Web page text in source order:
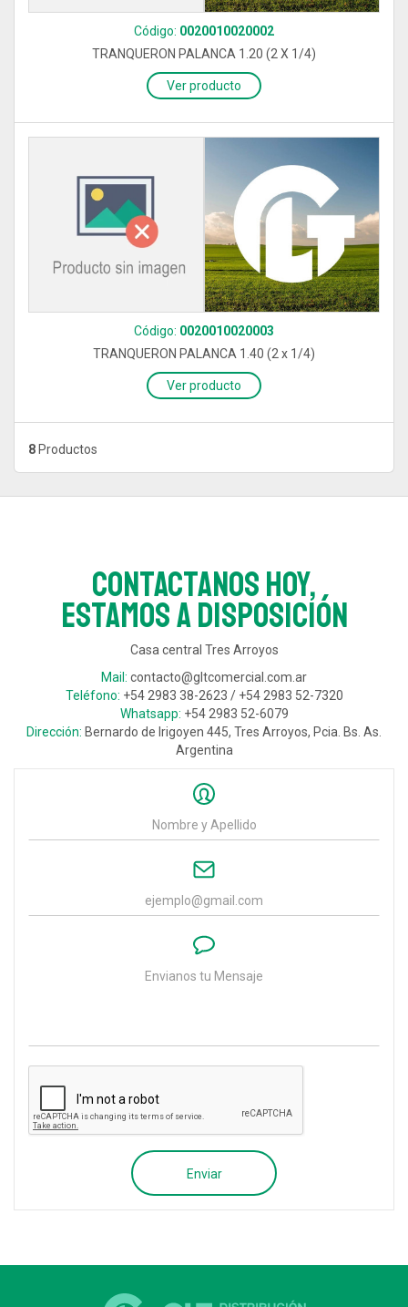
Código: 0020010020002
TRANQUERON PALANCA 1.20 (2 X 1/4)
Ver producto
Código: 0020010020003
TRANQUERON PALANCA 1.40 (2 x 1/4)
Ver producto
8 Productos
Contactanos hoy,
estamos a disposición
Casa central Tres Arroyos
Mail: contacto@gltcomercial.com.ar
Teléfono: +54 2983 38-2623 / +54 2983 52-7320
Whatsapp: +54 2983 52-6079
Dirección: Bernardo de Irigoyen 445, Tres Arroyos, Pcia. Bs. As.
Argentina